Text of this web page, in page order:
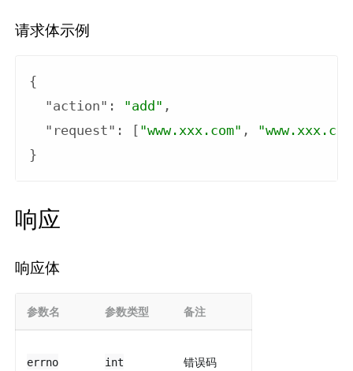
请求体示例
{
"action" : "add" ,
"request" : [ "www.xxx.com" ,
响应
响应体
参数名 参数类型 备注
errno int 错误码